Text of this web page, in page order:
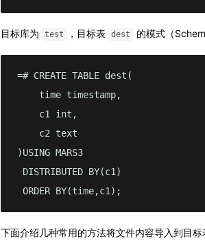
目标库为 test ，目标表 dest 的模式（
=# CREATE TABLE dest(
    time timestamp,
    c1 int,
    c2 text
)USING MARS3
DISTRIBUTED BY(c1)
ORDER BY(time,c1);
下面介绍几种常用的方法将文件内容导入到目标